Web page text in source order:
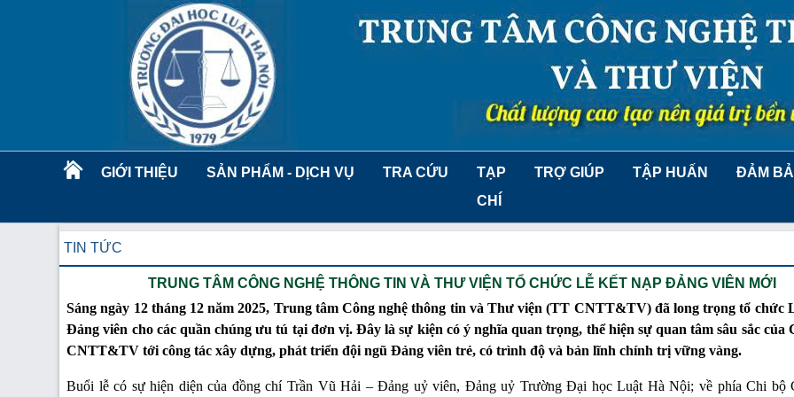
GIỚI THIỆU SẢN PHẨM - DỊCH VỤ TRA CỨU
TẠP
CHÍ
TRỢ GIÚP TẬP HUẤN ĐẢM
TIN TỨC
TRUNG TÂM CÔNG NGHỆ THÔNG TIN VÀ THƯ VIỆN TỔ CHỨC LỄ KẾT NẠP ĐẢNG VIÊN MỚI
Sáng ngày 12 tháng 12 năm 2025, Trung tâm Công nghệ thông tin và Thư viện (TT CNTT&TV) đã long trọng tổ chức
Đảng viên cho các quần chúng ưu tú tại đơn vị. Đây là sự kiện có ý nghĩa quan trọng, thể hiện sự quan tâm sâu sắc của
CNTT&TV tới công tác xây dựng, phát triển đội ngũ Đảng viên trẻ, có trình độ và bản lĩnh chính trị vững vàng.
Buổi lễ có sự hiện diện của đồng chí Trần Vũ Hải – Đảng uỷ viên, Đảng uỷ Trường Đại học Luật Hà Nội; về phía Chi bộ